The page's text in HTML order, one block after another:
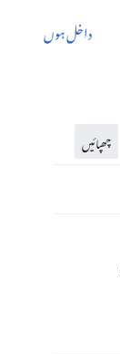
داخل ہوں
چھپائیں